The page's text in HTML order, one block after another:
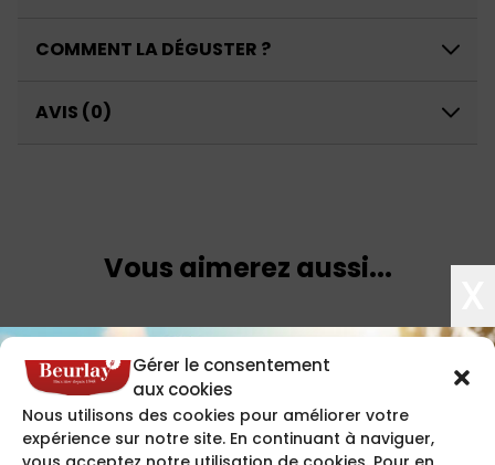
Gérer le consentement
aux cookies
Nous utilisons des cookies pour améliorer votre
expérience sur notre site. En continuant à naviguer,
COMMENT LA DÉGUSTER ?
AVIS (0)
Vous aimerez aussi...